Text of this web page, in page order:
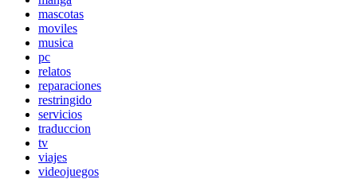
mascotas
moviles
musica
pc
relatos
reparaciones
restringido
servicios
traduccion
tv
viajes
videojuegos